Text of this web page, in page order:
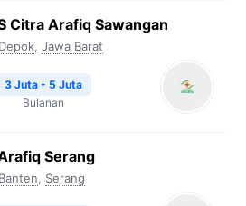
Citra Arafiq Sawangan
Depok, Jawa Barat
3 Juta - 5 Juta
Bulanan
Serang
Banten, Serang